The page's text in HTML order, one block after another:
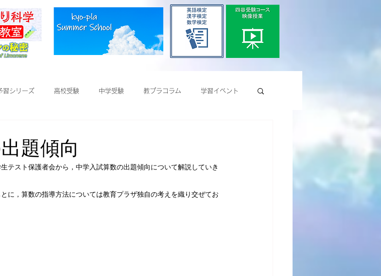
習シリーズ 高校受験 中学受験 教プラコラム 学習イベント
題傾向
テスト保護者会から，中学入試算数の出題傾向について解説していき
に，算数の指導方法については教育プラザ独自の考えを織り交ぜてお